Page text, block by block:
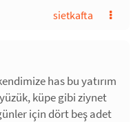
sietkafta
has bu yatırım
küpe gibi ziynet
için dört beş adet